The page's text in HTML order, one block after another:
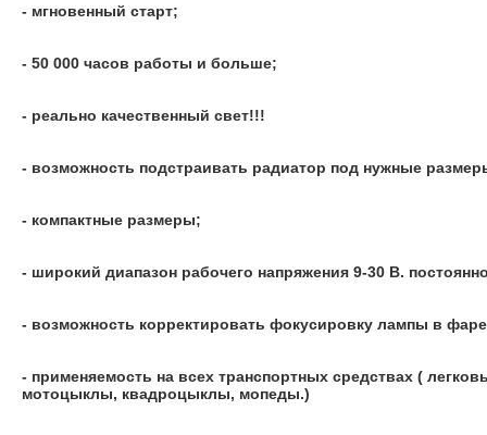
- мгновенный старт;
- 50 000 часов работы и больше;
- реально качественный свет!!!
- возможность подстраивать радиатор под нужные
- компактные размеры;
- широкий диапазон рабочего напряжения 9-30 В.
- возможность корректировать фокусировку лампы в
- применяемость на всех транспортных средствах (
мотоцыклы, квадроцыклы, мопеды.)